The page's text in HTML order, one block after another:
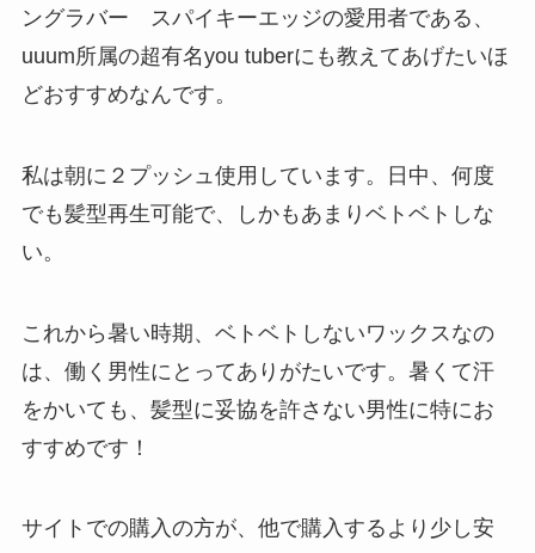
ングラバー スパイキーエッジの愛用者である、
uuum所属の超有名you tuberにも教えてあげたいほ
どおすすめなんです。
私は朝に２プッシュ使用しています。日中、何度
でも髪型再生可能で、しかもあまりベトベトしな
い。
これから暑い時期、ベトベトしないワックスなの
は、働く男性にとってありがたいです。暑くて汗
をかいても、髪型に妥協を許さない男性に特にお
すすめです！
サイトでの購入の方が、他で購入するより少し安